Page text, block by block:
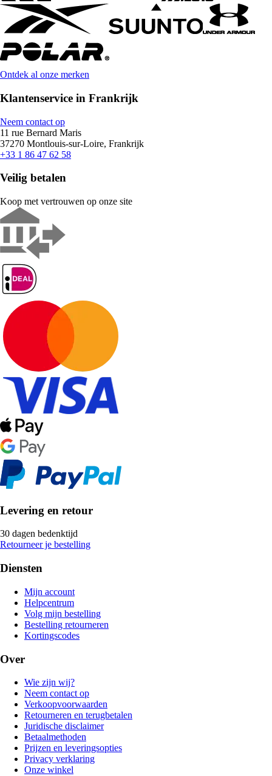
Ontdek al onze merken
Klantenservice in Frankrijk
Neem contact op
11 rue Bernard Maris
37270 Montlouis-sur-Loire, Frankrijk
+33 1 86 47 62 58
Veilig betalen
Koop met vertrouwen op onze site
Levering en retour
30 dagen bedenktijd
Retourneer je bestelling
Diensten
Mijn account
Helpcentrum
Volg mijn bestelling
Bestelling retourneren
Kortingscodes
Over
Wie zijn wij?
Neem contact op
Verkoopvoorwaarden
Retourneren en terugbetalen
Juridische disclaimer
Betaalmethoden
Prijzen en leveringsopties
Privacy verklaring
Onze winkel